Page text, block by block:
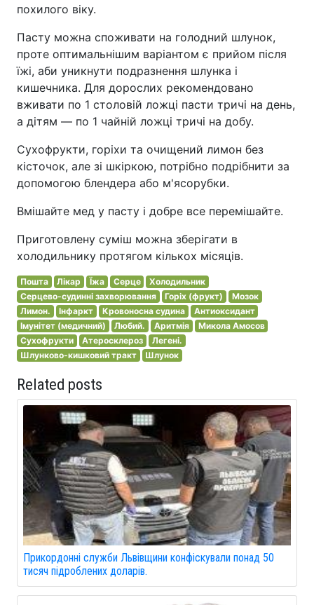
похилого віку.
Пасту можна споживати на голодний шлунок,
проте оптимальнішим варіантом є прийом після
їжі, аби уникнути подразнення шлунка і
кишечника. Для дорослих рекомендовано
вживати по 1 столовій ложці пасти тричі на день,
а дітям — по 1 чайній ложці тричі на добу.
Сухофрукти, горіхи та очищений лимон без
кісточок, але зі шкіркою, потрібно подрібнити за
допомогою блендера або м'ясорубки.
Вмішайте мед у пасту і добре все перемішайте.
Приготовлену суміш можна зберігати в
холодильнику протягом кількох місяців.
Пошта Лікар Їжа Серце
Холодильник
Серцево-судинні захворювання
Горіх (фрукт)
Мозок
Лимон.
Інфаркт Кровоносна судина
Антиоксидант
Імунітет (медичний)
Любий. Аритмія
Микола Амосов
Сухофрукти
Атеросклероз
Легені.
Шлунково-кишковий тракт
Шлунок
Related posts
Прикордонні служби Львівщини конфіскували понад 50
тисяч підроблених доларів.